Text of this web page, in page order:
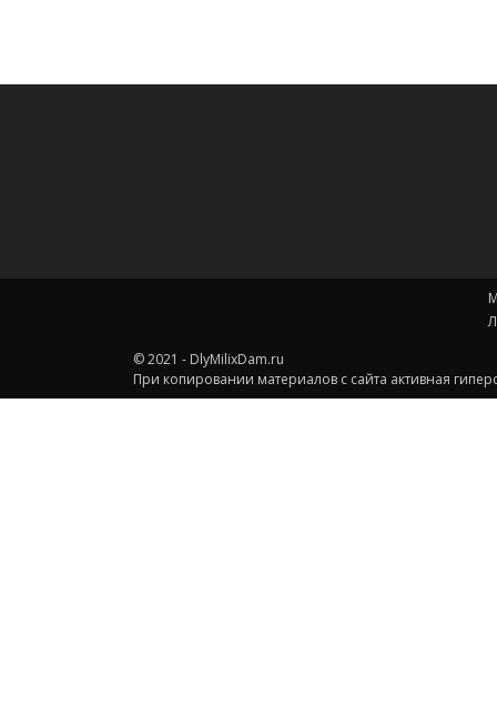
© 2021 - DlyMilixDam.ru
При копировании материалов с сайта активная